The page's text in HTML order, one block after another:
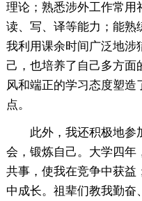
理论；熟悉涉外工作常用
读、写、译等能力；能熟
我利用课余时间广泛地涉
己，也培养了自己多方面
风和端正的学习态度塑
点。
此外，我还积极地参
会，锻炼自己。大学四年
共事，使我在竞争中获益
中成长。祖辈们教我勤奋